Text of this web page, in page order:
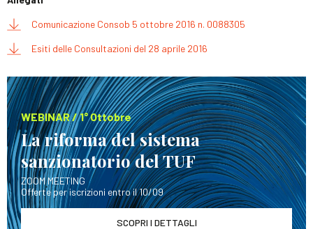
Comunicazione Consob 5 ottobre 2016 n. 0088305
Esiti delle Consultazioni del 28 aprile 2016
WEBINAR / 1° Ottobre
La riforma del sistema
sanzionatorio del TUF
ZOOM MEETING
Offerte per iscrizioni entro il 10/09
SCOPRI I DETTAGLI